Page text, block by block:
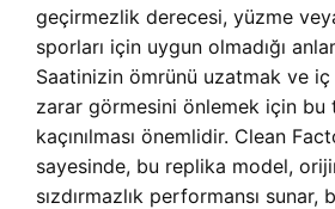
geçirmezlik derecesi, yüzme
sporları için uygun olmadığı
Saatinizin ömrünü uzatmak ve iç
zarar görmesini önlemek için
kaçınılması önemlidir. Clean
sayesinde, bu replika model,
sızdırmazlık performansı sunar,